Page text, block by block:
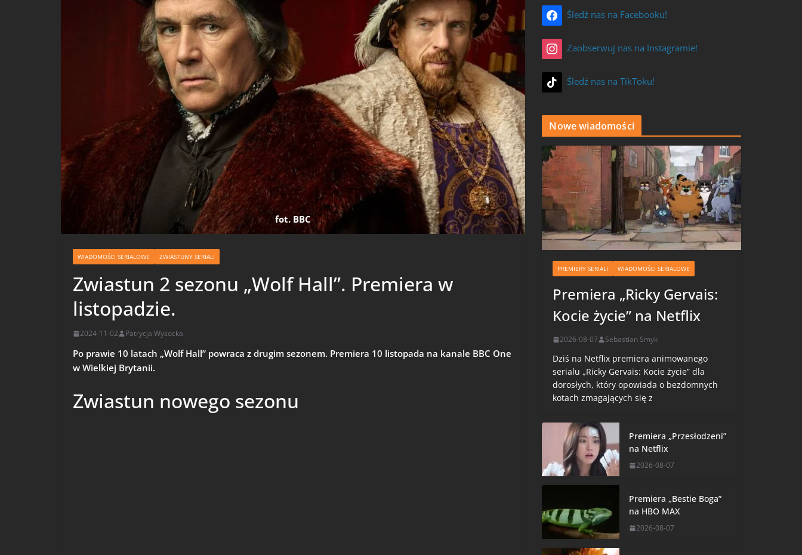
fot. BBC
WIADOMOŚCI SERIALOWE ZWIASTUNY SERIALI
Zwiastun 2 sezonu „Wolf Hall”. Premiera w
listopadzie.
2024-11-02 Patrycja Wysocka
Po prawie 10 latach „Wolf Hall” powraca z drugim sezonem. Premiera 10 listopada na kanale BBC One
w Wielkiej Brytanii.
Zwiastun nowego sezonu
Śledź nas na Facebooku!
Zaobserwuj nas na Instagramie!
Śledź nas na TikToku!
Nowe wiadomości
PREMIERY SERIALI WIADOMOŚCI SERIALOWE
Premiera „Ricky Gervais:
Kocie życie” na Netflix
2026-08-07 Sebastian Smyk
Dziś na Netflix premiera animowanego
serialu „Ricky Gervais: Kocie życie” dla
dorosłych, który opowiada o bezdomnych
kotach zmagających się z
Premiera „Przesłodzeni”
na Netflix
2026-08-07
Premiera „Bestie Boga”
na HBO MAX
2026-08-07